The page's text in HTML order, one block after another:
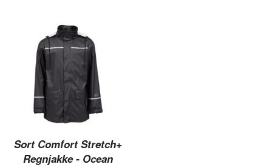
Sort Comfort Stretch+
Regnjakke - Ocean